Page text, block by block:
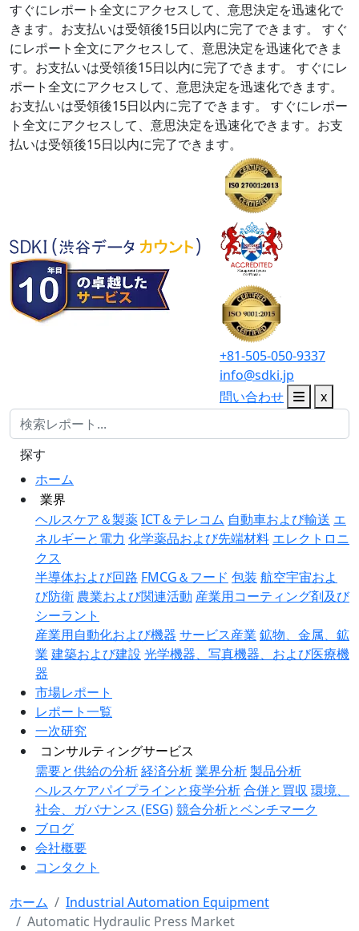
すぐにレポート全文にアクセスして、意思決定を迅速化で
きます。お支払いは受領後15日以内に完了できます。
すぐ
にレポート全文にアクセスして、意思決定を迅速化できま
す。お支払いは受領後15日以内に完了できます。
すぐにレ
ポート全文にアクセスして、意思決定を迅速化できます。
お支払いは受領後15日以内に完了できます。
すぐにレポー
ト全文にアクセスして、意思決定を迅速化できます。お支
払いは受領後15日以内に完了できます。
+81-505-050-9337
info@sdki.jp
問い合わせ
x
ホーム
業界
ヘルスケア＆製薬ICT＆テレコム 自動車および輸送 エ
ネルギーと電力 化学薬品および先端材料 エレクトロニ
クス
半導体および回路 FMCG＆フード 包装 航空宇宙およ
び防衛 農業および関連活動 産業用コーティング剤及び
シーラント
産業用自動化および機器 サービス産業 鉱物、金属、鉱
業 建築および建設 光学機器、写真機器、および医療機
器
市場レポート
レポート一覧
一次研究
コンサルティングサービス
需要と供給の分析経済分析業界分析製品分析
ヘルスケアパイプラインと疫学分析合併と買収 環境、
社会、ガバナンス (ESG)競合分析とベンチマーク
ブログ
会社概要
コンタクト
探す
ホーム
Industrial Automation Equipment
Automatic Hydraulic Press Market